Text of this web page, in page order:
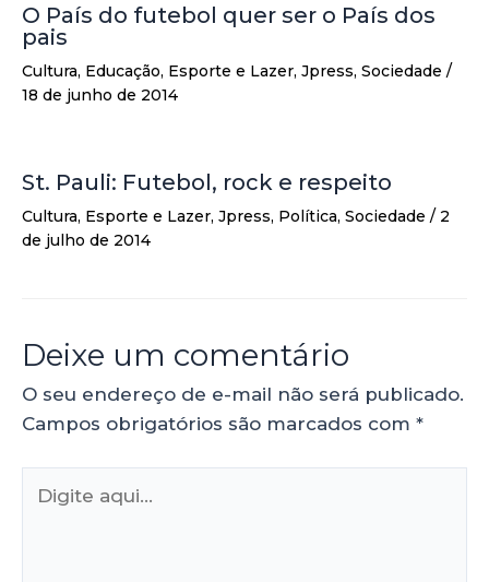
O País do futebol quer ser o País dos
pais
Cultura, Educação, Esporte e Lazer, Jpress, Sociedade /
18 de junho de 2014
St. Pauli: Futebol, rock e respeito
Cultura, Esporte e Lazer, Jpress, Política, Sociedade / 2
de julho de 2014
Deixe um comentário
O seu endereço de e-mail não será publicado.
Campos obrigatórios são marcados com *